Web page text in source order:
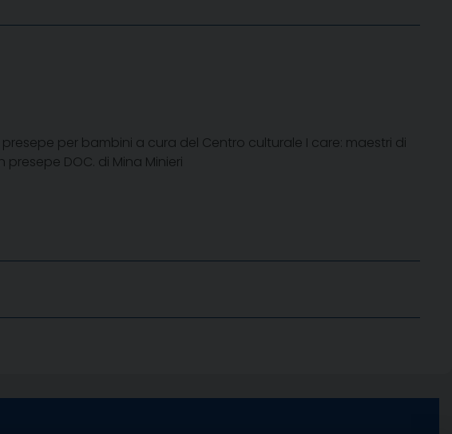
per bambini a cura del Centro culturale I care: maestri di
DOC. di Mina Minieri